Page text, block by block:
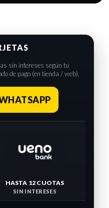
sin intereses según tu
de pago (en tienda / web),